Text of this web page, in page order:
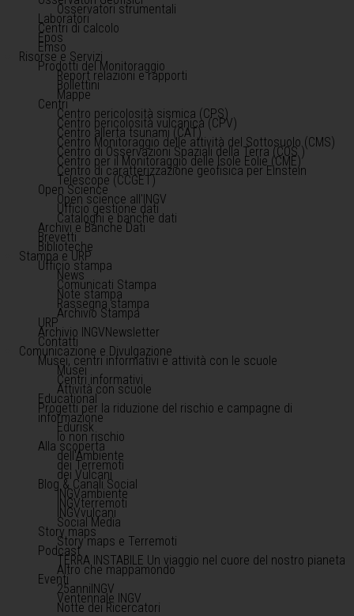
Osservatori strumentali
Laboratori
Centri di calcolo
Epos
Emso
Risorse e Servizi
Prodotti del Monitoraggio
Report relazioni e rapporti
Bollettini
Mappe
Centri
Centro pericolosità sismica (CPS)
Centro pericolosità vulcanica (CPV)
Centro allerta tsunami (CAT)
Centro Monitoraggio delle attività del Sottosuolo (CMS)
Centro di Osservazioni Spaziali della Terra (COS )
Centro per il Monitoraggio delle Isole Eolie (CME)
Centro di caratterizzazione geofisica per Einstein
Telescope (CCGET)
Open Science
Open science all'INGV
Ufficio gestione dati
Cataloghi e banche dati
Archivi e Banche Dati
Brevetti
Biblioteche
Stampa e URP
Ufficio stampa
News
Comunicati Stampa
Note stampa
Rassegna stampa
Archivio Stampa
URP
Archivio INGVNewsletter
Contatti
Comunicazione e Divulgazione
Musei, centri informativi e attività con le scuole
Musei
Centri informativi
Attività con scuole
Educational
Progetti per la riduzione del rischio e campagne di
informazione
Edurisk
Io non rischio
Alla scoperta
dell'Ambiente
dei Terremoti
dei Vulcani
Blog & Canali Social
INGVambiente
INGVterremoti
INGVvulcani
Social Media
Story maps
Story maps e Terremoti
Podcast
TERRA INSTABILE Un viaggio nel cuore del nostro pianeta
Altro che mappamondo
Eventi
25anniINGV
Ventennale INGV
Notte dei Ricercatori